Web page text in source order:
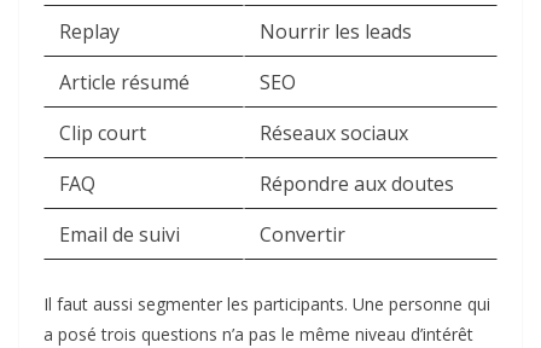
Replay
Nourrir les leads
Article résumé
SEO
Clip court
Réseaux sociaux
FAQ
Répondre aux doutes
Email de suivi
Convertir
Il faut aussi segmenter les participants. Une personne qui
a posé trois questions n’a pas le même niveau d’intérêt